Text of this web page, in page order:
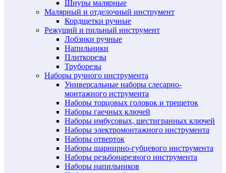
Шнуры малярные
Малярный и отделочный инструмент
Кордщетки ручные
Режущий и пильный инструмент
Лобзики ручные
Напильники
Плиткорезы
Труборезы
Наборы ручного инструмента
Универсальные наборы слесарно-
монтажного иструмента
Наборы торцовых головок и трещеток
Наборы гаечных ключей
Наборы имбусовых, шестигранных ключей
Наборы электромонтажного инструмента
Наборы отверток
Наборы шарнирно-губцевого инструмента
Наборы резьбонарезного инструмента
Наборы напильников